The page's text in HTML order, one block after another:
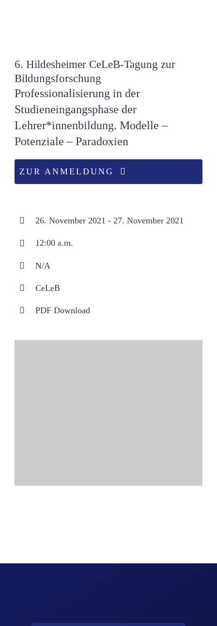
6. Hildesheimer CeLeB-Tagung zur
Bildungsforschung
Professionalisierung in der
Studieneingangsphase der
Lehrer*innenbildung. Modelle –
Potenziale – Paradoxien
ZUR ANMELDUNG
26. November 2021 - 27. November 2021
12:00 a.m.
N/A
CeLeB
PDF Download